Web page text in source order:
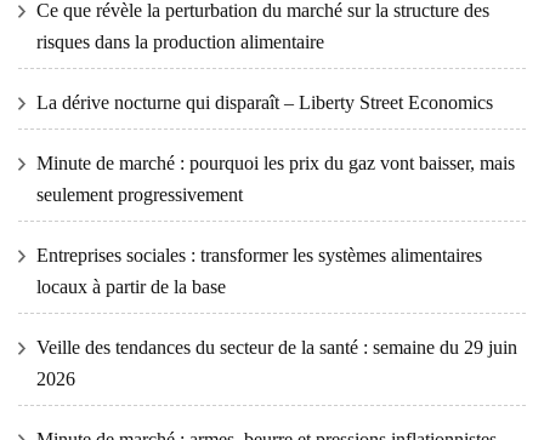
Ce que révèle la perturbation du marché sur la structure des
risques dans la production alimentaire
La dérive nocturne qui disparaît – Liberty Street Economics
Minute de marché : pourquoi les prix du gaz vont baisser, mais
seulement progressivement
Entreprises sociales : transformer les systèmes alimentaires
locaux à partir de la base
Veille des tendances du secteur de la santé : semaine du 29 juin
2026